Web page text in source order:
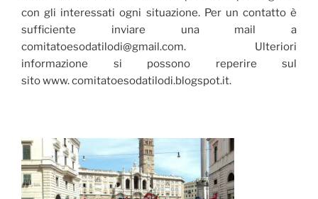
con gli interessati ogni situazione. Per un contatto è
sufficiente inviare una mail a
comitatoesodatilodi@gmail.com. Ulteriori
informazione si possono reperire sul
sito www. comitatoesodatilodi.blogspot.it.